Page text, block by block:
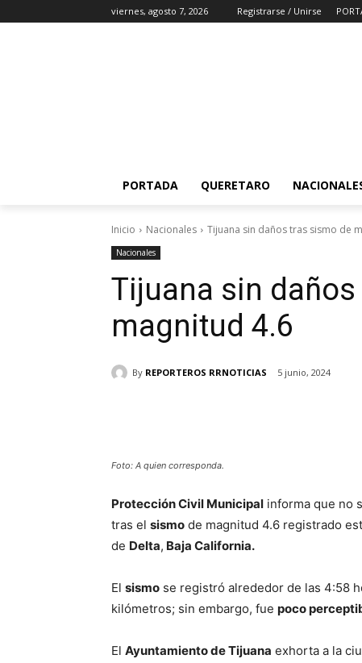
viernes, agosto 7, 2026 Registrarse / Unirse
PORTADA QUERETARO
Inicio Nacionales Tijuana sin daños tras sismo de
Nacionales
Tijuana sin
magnitud 4.6
By REPORTEROS RRNOTICIAS 5 junio, 2024
Foto: A quien corresponda.
Protección Civil Municipal informa que no
tras el sismo de magnitud 4.6 registrado
de Delta, Baja California.
El sismo se registró alrededor de las 4:58
kilómetros; sin embargo, fue poco
El Ayuntamiento de Tijuana exhorta a la